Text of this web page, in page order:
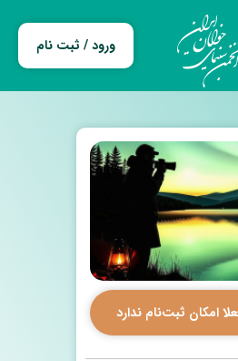
ورود / ثبت نام
امکان ثبت‌نام ندارد